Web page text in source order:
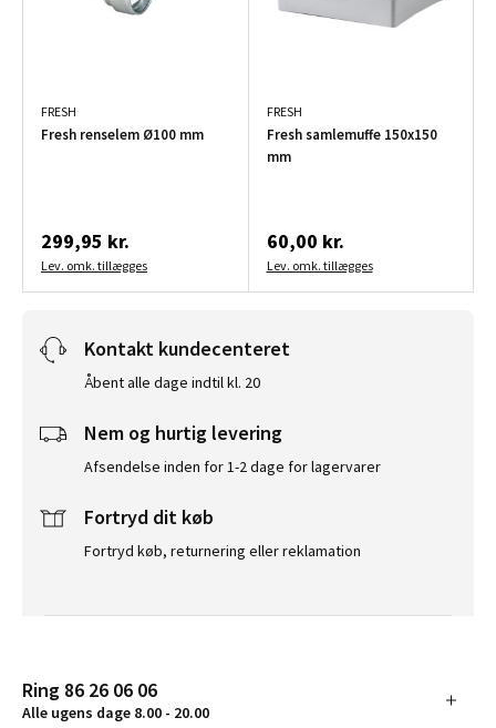
FRESH
Fresh renselem Ø100 mm
299,95 kr.
Lev. omk. tillægges
FRESH
Fresh samlemuffe 150x150
mm
60,00 kr.
Lev. omk. tillægges
Kontakt kundecenteret
Åbent alle dage indtil kl. 20
Nem og hurtig levering
Afsendelse inden for 1-2 dage for lagervarer
Fortryd dit køb
Fortryd køb, returnering eller reklamation
Ring 86 26 06 06
Alle ugens dage 8.00 - 20.00